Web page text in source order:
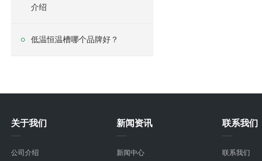
介绍
低温恒温槽哪个品牌好？
关于我们
公司介绍
新闻资讯
新闻中心
联系我们
联系我们